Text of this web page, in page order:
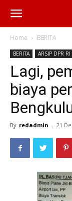
Home BERITA
BERITA ARSIP DPR RI
Lagi,
biaya
By redadmin - 21